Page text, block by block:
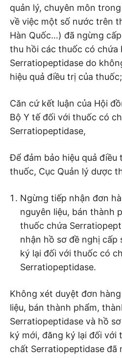
quản lý, chuyên môn
về việc một số nước trên
Hàn Quốc…) đã ngừng
thu hồi các thuốc có chứa
Serratiopeptidase do
hiệu quả điều trị của thuốc;
Căn cứ kết luận của Hội
Bộ Y tế đối với thuốc có
Serratiopeptidase,
Để đảm bảo hiệu quả điều
thuốc, Cục Quản lý dược
Ngừng tiếp nhận đơn
nguyên liệu, bán thành
thuốc chứa
nhận hồ sơ đề nghị cấp
ký lại đối với thuốc có
Serratiopeptidase.
Không xét duyệt đơn
liệu, bán thành phẩm,
Serratiopeptidase và hồ
ký mới, đăng ký lại đối với
chất Serratiopeptidase đã